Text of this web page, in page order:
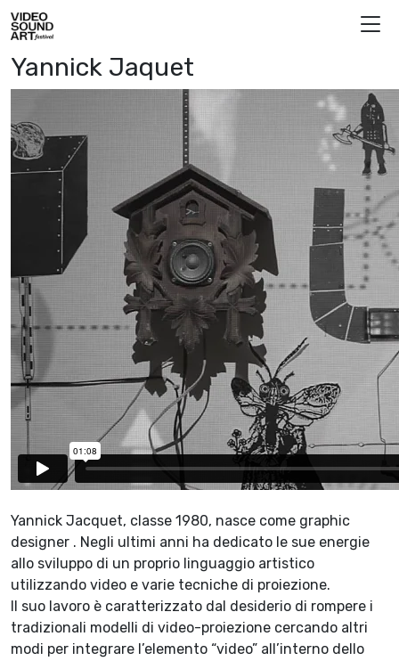
Vai al contenuto
Video Sound Art
Yannick Jaquet
Yannick Jacquet, classe 1980, nasce come graphic
designer . Negli ultimi anni ha dedicato le sue energie
allo sviluppo di un proprio linguaggio artistico
utilizzando video e varie tecniche di proiezione.
Il suo lavoro è caratterizzato dal desiderio di rompere i
tradizionali modelli di video-proiezione cercando altri
modi per integrare l’elemento “video” all’interno dello